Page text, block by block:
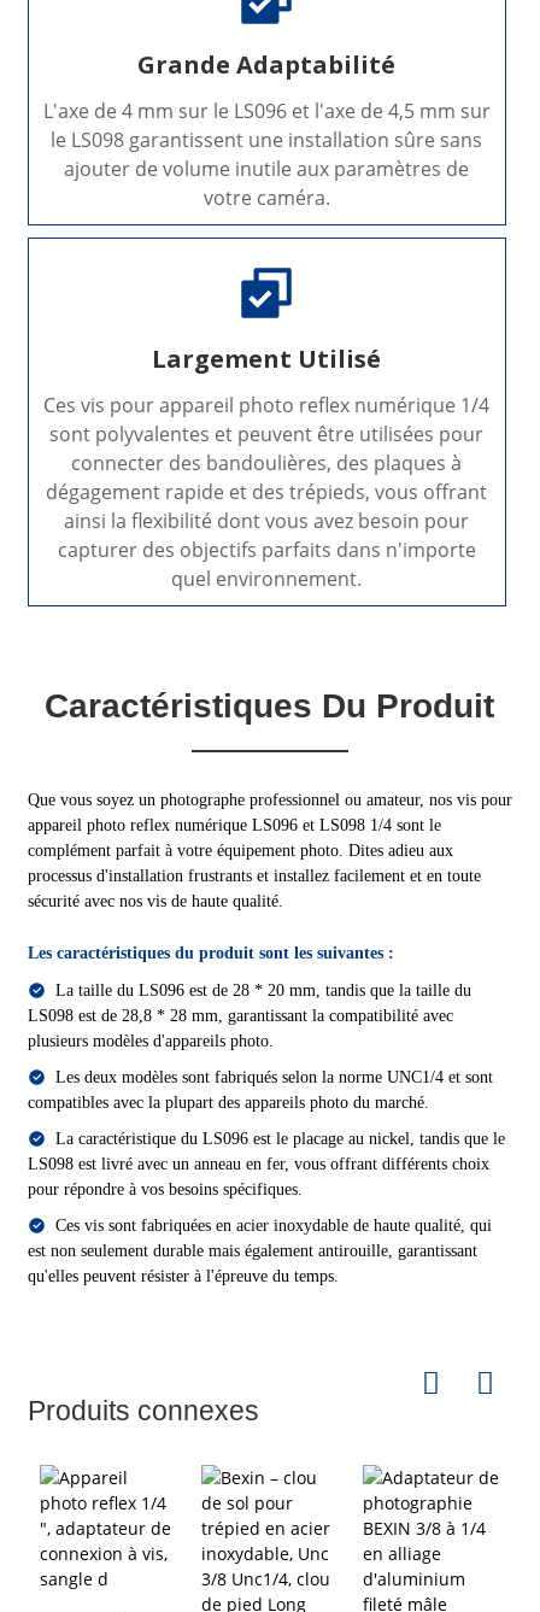
Grande Adaptabilité
L'axe de 4 mm sur le LS096 et l'axe de 4,5 mm sur
le LS098 garantissent une installation sûre sans
ajouter de volume inutile aux paramètres de
votre caméra.
Largement Utilisé
Ces vis pour appareil photo reflex numérique 1/4
sont polyvalentes et peuvent être utilisées pour
connecter des bandoulières, des plaques à
dégagement rapide et des trépieds, vous offrant
ainsi la flexibilité dont vous avez besoin pour
capturer des objectifs parfaits dans n'importe
quel environnement.
Caractéristiques Du Produit
Que vous soyez un photographe professionnel ou amateur, nos vis pour
appareil photo reflex numérique LS096 et LS098 1/4 sont le
complément parfait à votre équipement photo. Dites adieu aux
processus d'installation frustrants et installez facilement et en toute
sécurité avec nos vis de haute qualité.
Les caractéristiques du produit sont les suivantes :
La taille du LS096 est de 28 * 20 mm, tandis que la taille du
LS098 est de 28,8 * 28 mm, garantissant la compatibilité avec
plusieurs modèles d'appareils photo.
Les deux modèles sont fabriqués selon la norme UNC1/4 et sont
compatibles avec la plupart des appareils photo du marché.
La caractéristique du LS096 est le placage au nickel, tandis que le
LS098 est livré avec un anneau en fer, vous offrant différents choix
pour répondre à vos besoins spécifiques.
Ces vis sont fabriquées en acier inoxydable de haute qualité, qui
est non seulement durable mais également antirouille, garantissant
qu'elles peuvent résister à l'épreuve du temps.
Produits connexes